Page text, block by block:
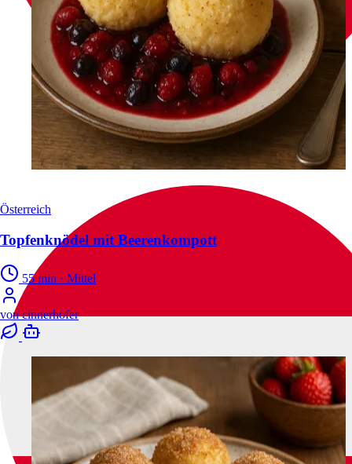
Österreich
Topfenknödel mit Beerenkompott
55 min · Mittel
von cinnerhofer